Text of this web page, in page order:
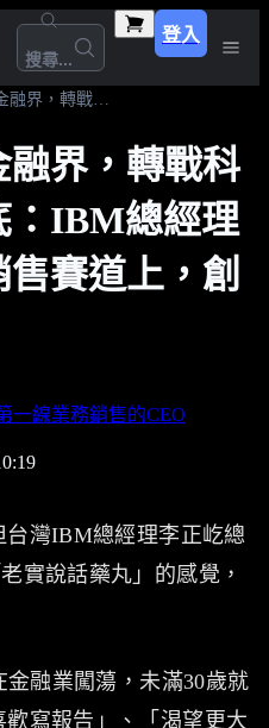
搜尋...
登入
年少得志笑傲金融界，轉戰科技業卻重摔谷底：IBM總經理李正屹如何在銷售賽道上，創造逆轉勝？
界，轉戰科
：IBM總經理
賽道上，創
一線業務銷售的CEO
灣IBM總經理李正屹總
實說話藥丸」的感覺，
融業闖蕩，未滿30歲就
寫報告」、「渴望更大